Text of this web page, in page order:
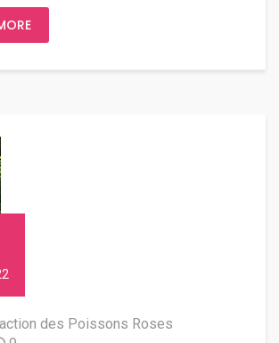
des Poissons Roses